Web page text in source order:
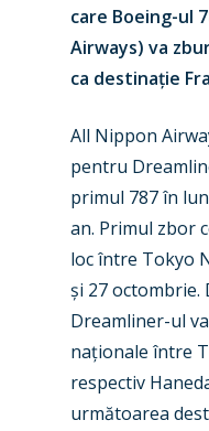
care Boeing-ul
Airways) va
ca destinație
All Nippon
pentru
primul 787 în
an. Primul zbor
loc între Tokyo
și 27 octombrie.
Dreamliner-ul
naționale între
respectiv
următoarea